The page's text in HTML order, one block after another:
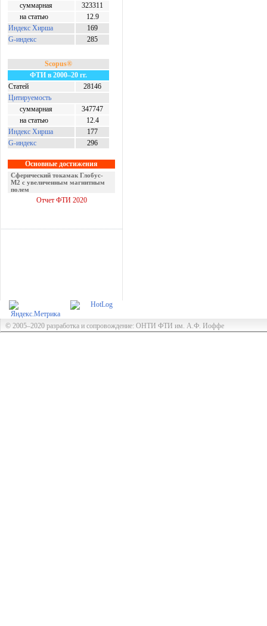
суммарная
323311
на статью
12.9
Индекс Хирша
169
G-индекс
285
Scopus®
ФТИ в 2000–20 гг.
Статей
28146
Цитируемость
суммарная
347747
на статью
12.4
Индекс Хирша
177
G-индекс
296
Основные достижения
Оптомеханический эффект
Керкера
© 2005–2020 разработка и сопровождение: ОНТИ ФТИ им. А.Ф. Иоффе